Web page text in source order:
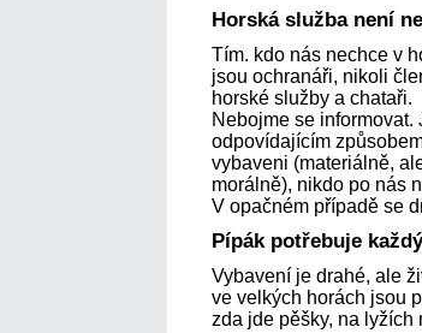
Horská služba není
Tím. kdo nás nechce v
jsou ochranáři, nikoli
horské služby a chataři.
Nebojme se informovat.
odpovídajícím
vybaveni (materiálně,
morálně), nikdo po nás
V opačném případě se
Pípák potřebuje každý
Vybavení je drahé, ale
ve velkých horách jsou
zda jde pěšky, na lyžích